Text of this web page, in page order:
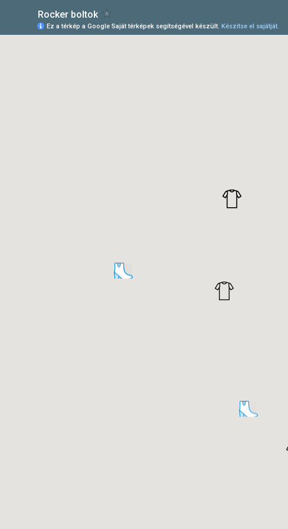
Rocker boltok
Ez a térkép a Google Saját térképek segítségével készült. Készítse el sajátját.